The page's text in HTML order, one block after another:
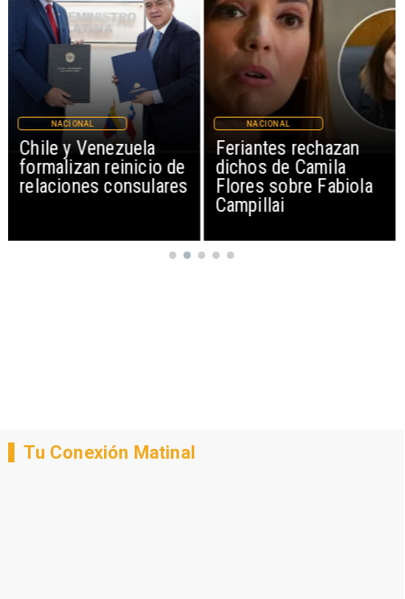
de
Feriantes rechazan
dichos de Camila
Flores sobre Fabiola
NACIONAL
Proyecto
sumar feriado
de septiembre
Fiestas Patrias
Tu Conexión Matinal